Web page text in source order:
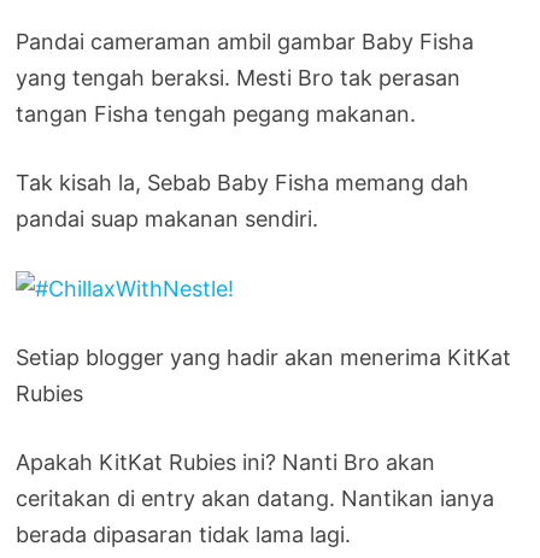
Pandai cameraman ambil gambar Baby Fisha
yang tengah beraksi. Mesti Bro tak perasan
tangan Fisha tengah pegang makanan.
Tak kisah la, Sebab Baby Fisha memang dah
pandai suap makanan sendiri.
Setiap blogger yang hadir akan menerima KitKat
Rubies
Apakah KitKat Rubies ini? Nanti Bro akan
ceritakan di entry akan datang. Nantikan ianya
berada dipasaran tidak lama lagi.